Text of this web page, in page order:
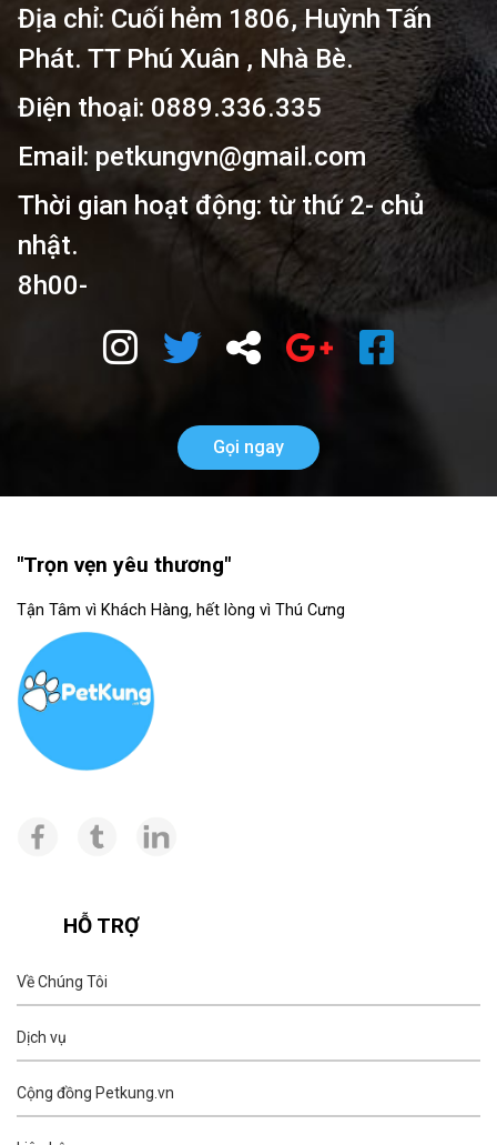
Địa chỉ: Cuối hẻm 1806, Huỳnh Tấn
Phát. TT Phú Xuân , Nhà Bè.
Điện thoại: 0889.336.335
Email: petkungvn@gmail.com
Thời gian hoạt động: từ thứ 2- chủ
nhật.
8h00-
Gọi ngay
"Trọn vẹn yêu thương"
Tận Tâm vì Khách Hàng, hết lòng vì Thú Cưng
HỖ TRỢ
Về Chúng Tôi
Dịch vụ
Cộng đồng Petkung.vn